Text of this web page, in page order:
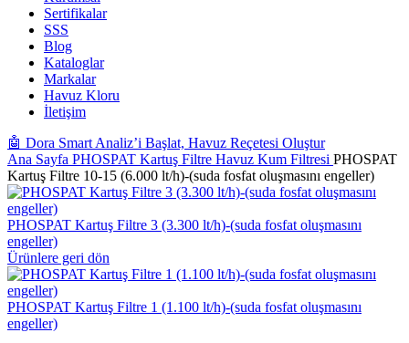
Sertifikalar
SSS
Blog
Kataloglar
Markalar
Havuz Kloru
İletişim
🤖 Dora Smart Analiz’i Başlat, Havuz Reçetesi Oluştur
Ana Sayfa PHOSPAT Kartuş Filtre Havuz Kum Filtresi PHOSPAT
Kartuş Filtre 10-15 (6.000 lt/h)-(suda fosfat oluşmasını engeller)
PHOSPAT Kartuş Filtre 3 (3.300 lt/h)-(suda fosfat oluşmasını
engeller)
Ürünlere geri dön
PHOSPAT Kartuş Filtre 1 (1.100 lt/h)-(suda fosfat oluşmasını
engeller)